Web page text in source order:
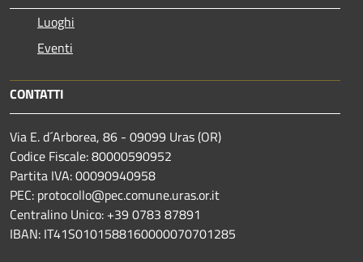
Luoghi
Eventi
CONTATTI
Via E. d´Arborea, 86 - 09099 Uras (OR)
Codice Fiscale: 80000590952
Partita IVA: 00090940958
PEC: protocollo@pec.comune.uras.or.it
Centralino Unico: +39 0783 87891
IBAN: IT41S0101588160000070701285